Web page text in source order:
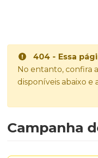
404 - Essa
No entanto, confira
disponíveis abaixo e
Campanha